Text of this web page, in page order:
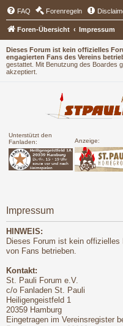
Dieses Forum ist kein offizielles
engagierten Fans des Vereins
gestattet. Mit Benutzung des Boardes
akzeptiert.
Unterstützt den
Fanladen:
Anzeige:
FAQ Forenregeln
Foren-Übersicht Impressum
Impressum
HINWEIS:
Dieses Forum ist kein
von Fans betrieben.
Kontakt:
St. Pauli Forum e.V.
c/o Fanladen St. Pauli
Heiligengeistfeld 1
20359 Hamburg
Eingetragen im Vereinsregister